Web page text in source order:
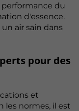
performance du
d'essence.
air sain dans
pour des
et
les normes, il est